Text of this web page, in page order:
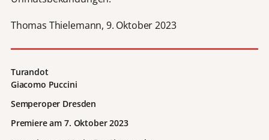
Thomas Thielemann, 9. Oktober 2023
Turandot
Giacomo Puccini
Semperoper Dresden
Premiere am 7. Oktober 2023